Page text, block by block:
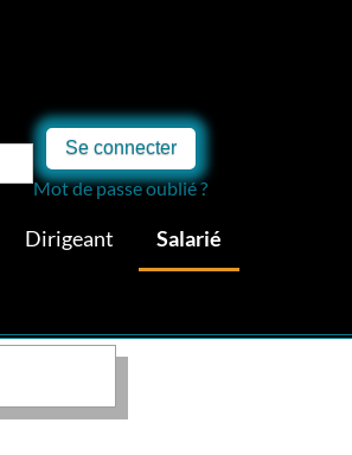
Se connecter
Mot de passe oublié ?
Dirigeant Salarié